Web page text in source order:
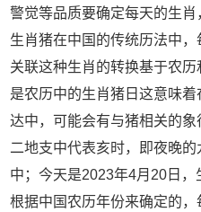
警觉等品质要确定每天的生
生肖猪在中国的传统历法中
关联这种生肖的转换基于农
是农历中的生肖猪日这意味
达中，可能会有与猪相关的
二地支中代表亥时，即夜晚
中；今天是2023年4月20日
根据中国农历年份来确定的